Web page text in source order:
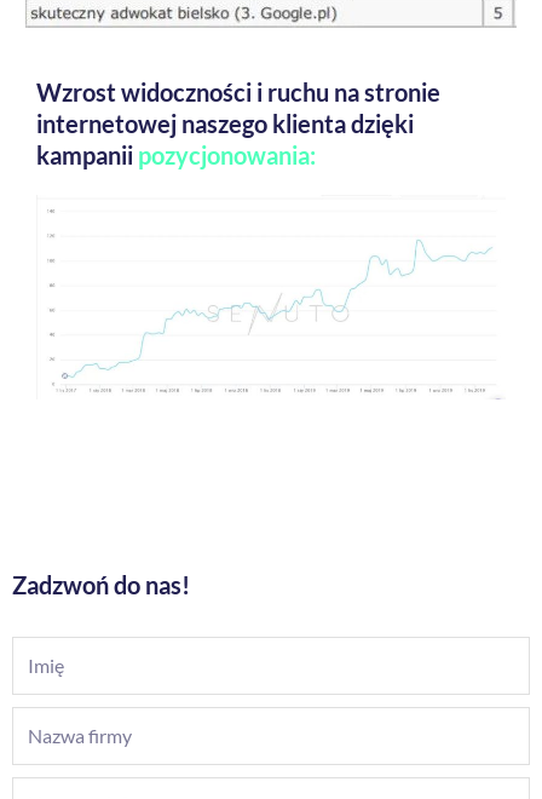
Wzrost widoczności i ruchu na stronie
internetowej naszego klienta dzięki
kampanii pozycjonowania:
Zadzwoń do nas!